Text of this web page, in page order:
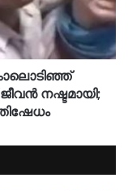
നഷ്ടമായി;